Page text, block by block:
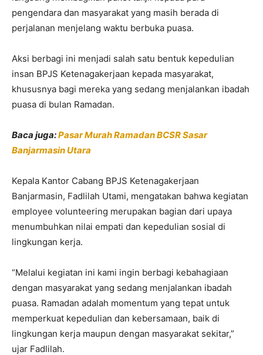
pengendara dan masyarakat yang masih berada di
perjalanan menjelang waktu berbuka puasa.
Aksi berbagi ini menjadi salah satu bentuk kepedulian
insan BPJS Ketenagakerjaan kepada masyarakat,
khususnya bagi mereka yang sedang menjalankan ibadah
puasa di bulan Ramadan.
Baca juga:Pasar Murah Ramadan BCSR Sasar
Banjarmasin Utara
Kepala Kantor Cabang BPJS Ketenagakerjaan
Banjarmasin, Fadlilah Utami, mengatakan bahwa kegiatan
employee volunteering merupakan bagian dari upaya
menumbuhkan nilai empati dan kepedulian sosial di
lingkungan kerja.
“Melalui kegiatan ini kami ingin berbagi kebahagiaan
dengan masyarakat yang sedang menjalankan ibadah
puasa. Ramadan adalah momentum yang tepat untuk
memperkuat kepedulian dan kebersamaan, baik di
lingkungan kerja maupun dengan masyarakat sekitar,”
ujar Fadlilah.